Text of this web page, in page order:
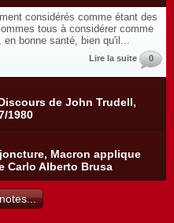
considérés comme étant des
tous à considérer comme
bonne santé, bien qu'il...
Lire la suite 0
de John Trudell,
1980
Macron applique
Carlo Alberto Brusa